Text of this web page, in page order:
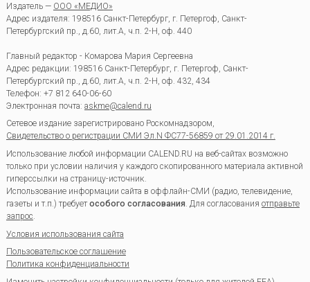
Издатель — ООО «МЕДИО»
Адрес издателя: 198516 Санкт-Петербург, г. Петергоф, Санкт-
Петербургский пр., д.60, лит.А, ч.п. 2-Н, оф. 440
Главный редактор - Комарова Мария Сергеевна
Адрес редакции: 198516 Санкт-Петербург, г. Петергоф, Санкт-
Петербургский пр., д.60, лит.А, ч.п. 2-Н, оф. 432, 434
Телефон: +7 812 640-06-60
Электронная почта: askme@calend.ru
Сетевое издание зарегистрировано Роскомнадзором,
Свидетельство о регистрации СМИ Эл.N ФС77-56859 от 29.01.2014 г.
Использование любой информации CALEND.RU на веб-сайтах возможно
только при условии наличия у каждого скопированного материала активной
гиперссылки на страницу-источник.
Использование информации сайта в оффлайн-СМИ (радио, телевидение,
газеты и т.п.) требуетособого согласования. Для согласования отправьте
запрос.
Условия использования сайта
Пользовательское соглашение
Политика конфиденциальности